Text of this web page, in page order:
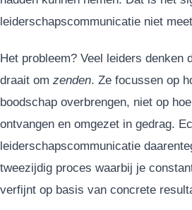
leiderschapscommunicatie niet
Het probleem? Veel leiders denken
draait om zenden. Ze focussen op
boodschap overbrengen, niet op
ontvangen en omgezet in gedrag.
leiderschapscommunicatie
tweezijdig proces waarbij je
verfijnt op basis van concrete